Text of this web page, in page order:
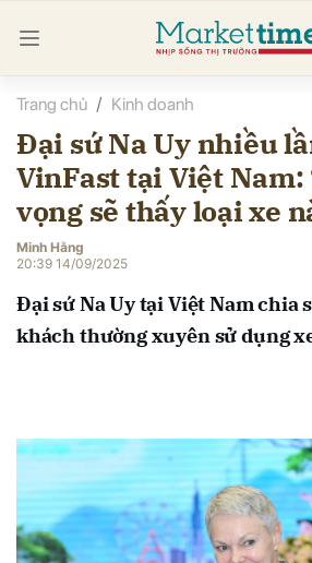
Trang chủ Kinh doanh
Đại sứ Na Uy nhiều
VinFast tại Việt Nam:
vọng sẽ thấy loại xe
Minh Hằng
20:39 14/09/2025
Đại sứ Na Uy tại Việt Nam chia
khách thường xuyên sử dụng
luận